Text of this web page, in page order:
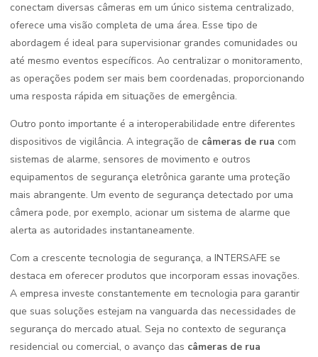
conectam diversas câmeras em um único sistema centralizado,
oferece uma visão completa de uma área. Esse tipo de
abordagem é ideal para supervisionar grandes comunidades ou
até mesmo eventos específicos. Ao centralizar o monitoramento,
as operações podem ser mais bem coordenadas, proporcionando
uma resposta rápida em situações de emergência.
Outro ponto importante é a interoperabilidade entre diferentes
dispositivos de vigilância. A integração de câmeras de rua com
sistemas de alarme, sensores de movimento e outros
equipamentos de segurança eletrônica garante uma proteção
mais abrangente. Um evento de segurança detectado por uma
câmera pode, por exemplo, acionar um sistema de alarme que
alerta as autoridades instantaneamente.
Com a crescente tecnologia de segurança, a INTERSAFE se
destaca em oferecer produtos que incorporam essas inovações.
A empresa investe constantemente em tecnologia para garantir
que suas soluções estejam na vanguarda das necessidades de
segurança do mercado atual. Seja no contexto de segurança
residencial ou comercial, o avanço das câmeras de rua